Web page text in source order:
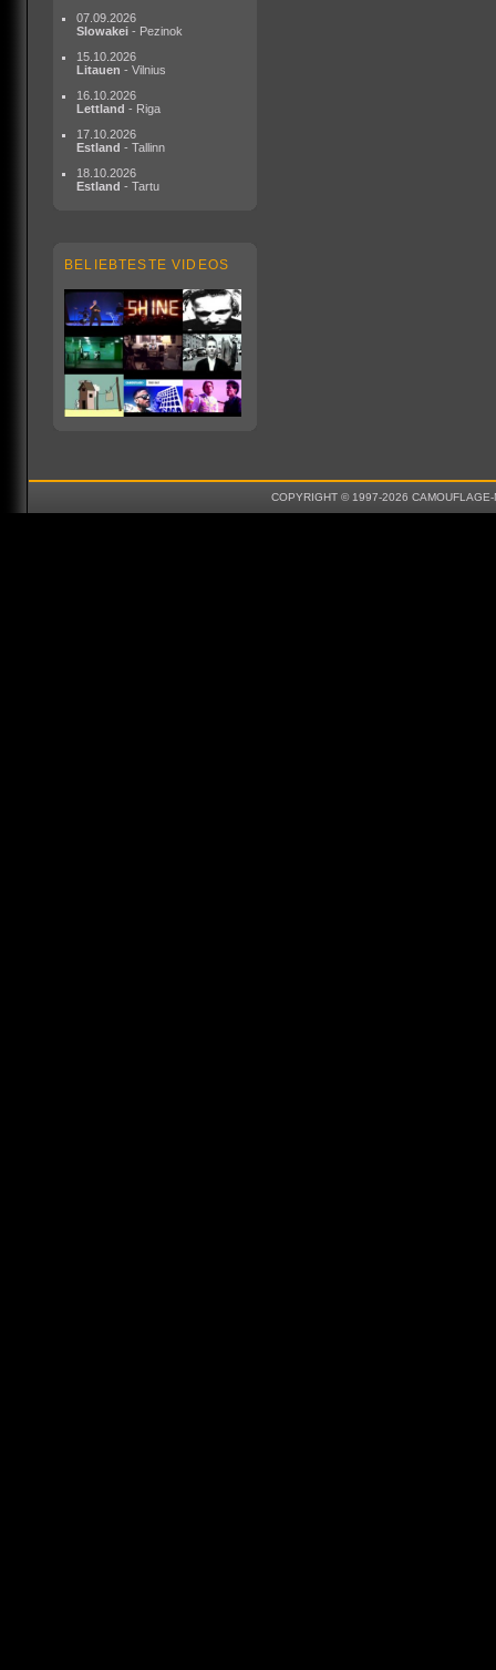
07.09.2026
Slowakei - Pezinok
15.10.2026
Litauen - Vilnius
16.10.2026
Lettland - Riga
17.10.2026
Estland - Tallinn
18.10.2026
Estland - Tartu
BELIEBTESTE VIDEOS
COPYRIGHT © 1997-2026 CAMOUFLAGE-